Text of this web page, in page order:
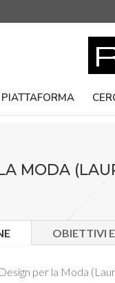
MODA
OBIETTIVI
Design per la Moda